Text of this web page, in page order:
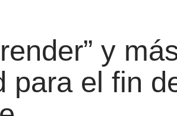
y
para el fin